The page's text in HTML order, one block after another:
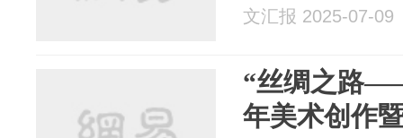
文汇报 2025-07-09
“丝绸之路
年美术创作